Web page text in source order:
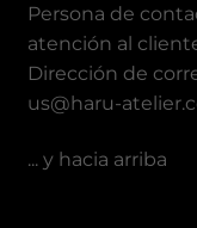
Persona de
atención al
Dirección de
us@haru-
... y hacia arriba